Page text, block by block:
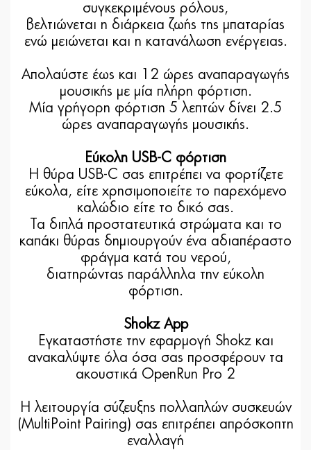
συγκεκριμένους ρόλους,
βελτιώνεται η διάρκεια ζωής της μπαταρίας
ενώ μειώνεται και η κατανάλωση ενέργειας.
Απολαύστε έως και 12 ώρες αναπαραγωγής
μουσικής με μία πλήρη φόρτιση.
Μία γρήγορη φόρτιση 5 λεπτών δίνει 2.5
ώρες αναπαραγωγής μουσικής.
Εύκολη USB-C φόρτιση
Η θύρα USB-C σας επιτρέπει να φορτίζετε
εύκολα, είτε χρησιμοποιείτε το παρεχόμενο
καλώδιο είτε το δικό σας.
Τα διπλά προστατευτικά στρώματα και το
καπάκι θύρας δημιουργούν ένα αδιαπέραστο
φράγμα κατά του νερού,
διατηρώντας παράλληλα την εύκολη
φόρτιση.
Shokz App
Εγκαταστήστε την εφαρμογή Shokz και
ανακαλύψτε όλα όσα σας προσφέρουν τα
ακουστικά OpenRun Pro 2
H λειτουργία σύζευξης πολλαπλών συσκευών
(MultiPoint Pairing) σας επιτρέπει απρόσκοπτη
εναλλαγή